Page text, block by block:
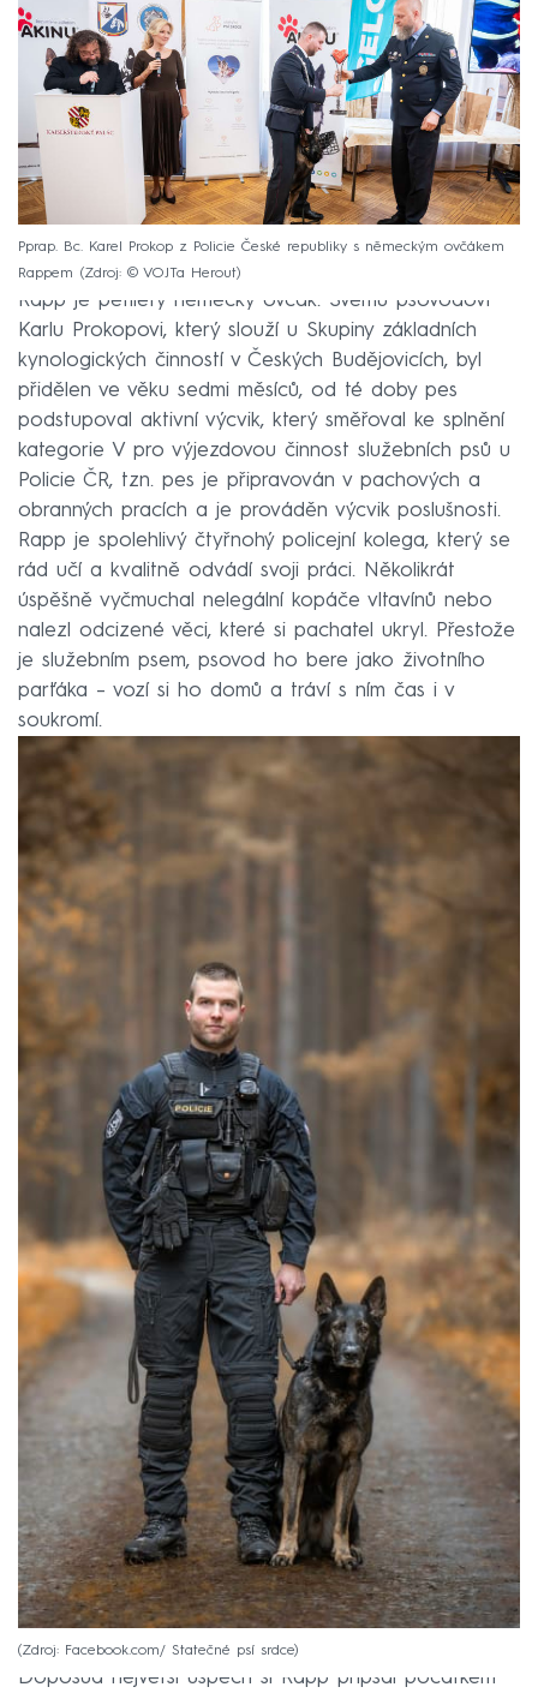
Pprap. Bc. Karel Prokop z Policie České republiky s německým ovčákem
Rappem
Zdroj: © VOJTa Herout
Rapp je pětiletý německý ovčák. Svému psovodovi
Karlu Prokopovi, který slouží u Skupiny základních
kynologických činností v Českých Budějovicích, byl
přidělen ve věku sedmi měsíců, od té doby pes
podstupoval aktivní výcvik, který směřoval ke splnění
kategorie V pro výjezdovou činnost služebních psů u
Policie ČR, tzn. pes je připravován v pachových a
obranných pracích a je prováděn výcvik poslušnosti.
Rapp je spolehlivý čtyřnohý policejní kolega, který se
rád učí a kvalitně odvádí svoji práci. Několikrát
úspěšně vyčmuchal nelegální kopáče vltavínů nebo
nalezl odcizené věci, které si pachatel ukryl. Přestože
je služebním psem, psovod ho bere jako životního
parťáka – vozí si ho domů a tráví s ním čas i v
soukromí.
Zdroj: Facebook.com/ Statečné psí srdce
Doposud největší úspěch si Rapp připsal počátkem